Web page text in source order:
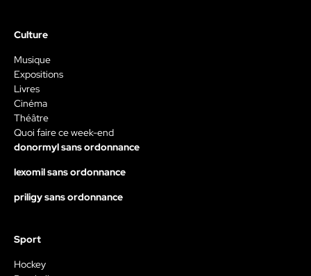
Culture
Musique
Expositions
Livres
Cinéma
Théâtre
Quoi faire ce week-end
donormyl sans ordonnance
lexomil sans ordonnance
priligy sans ordonnance
Sport
Hockey